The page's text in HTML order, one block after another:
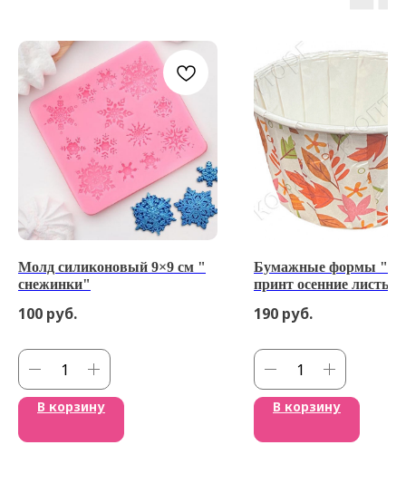
Молд силиконовый 9×9 см "
снежинки"
100 руб.
В корзину
Бумажные формы
принт осенние
190 руб.
В корзину